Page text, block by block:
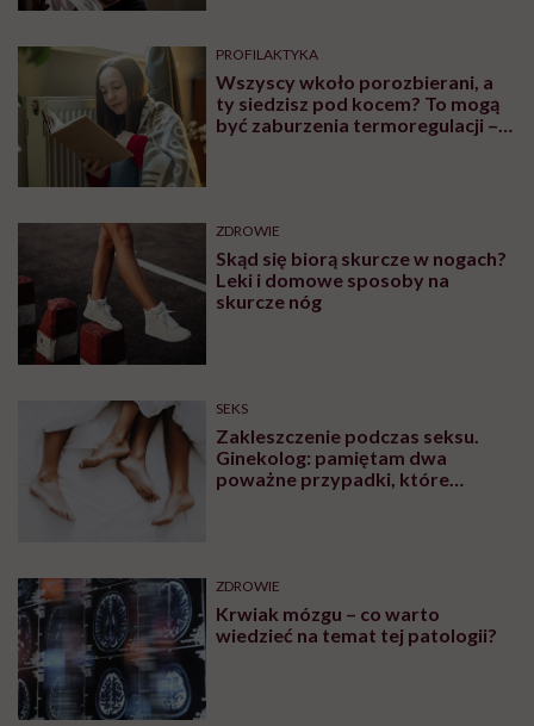
Współchorobowość, czyli ADHD a zaburzenia
wyizolowane zaburzenie"
Co nam może dać diagnoza ADHD? "To nie jest
usprawiedliwienie"